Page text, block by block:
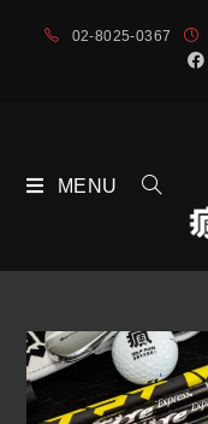
02-8025-0367
MENU